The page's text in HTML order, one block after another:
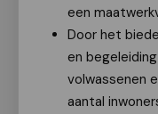
een
Door het
en
volwassenen
aantal